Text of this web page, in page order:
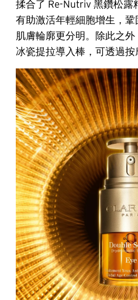
揉合了 Re-Nutriv 黑鑽松露
有助激活年輕細胞增生，
肌膚輪廓更分明。除此之
冰瓷提拉導入棒，可透過按